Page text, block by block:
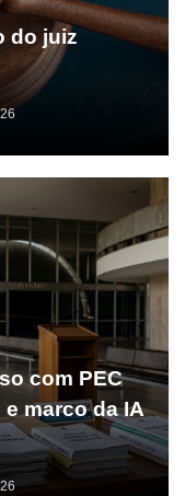
do juiz
com PEC
marco da IA